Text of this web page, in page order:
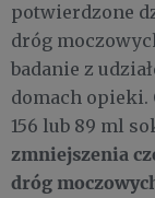
potwierdzone
dróg
badanie z
domach opieki.
156 lub 89 ml
zmniejszenia
dróg